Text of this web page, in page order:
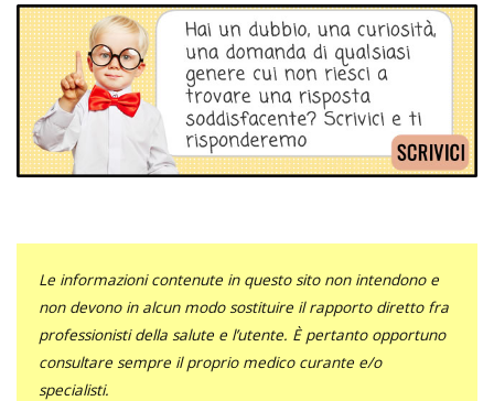
Le informazioni contenute in questo sito non intendono e
non devono in alcun modo sostituire il rapporto diretto fra
professionisti della salute e l’utente. È pertanto opportuno
consultare sempre il proprio medico curante e/o
specialisti.